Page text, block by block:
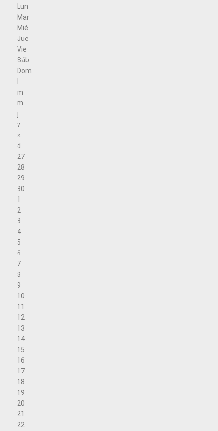
Lun
Mar
Mié
Jue
Vie
Sáb
Dom
m
m
j
v
s
d
27
28
29
30
1
2
3
4
5
6
7
8
9
10
11
12
13
14
15
16
17
18
19
20
21
22